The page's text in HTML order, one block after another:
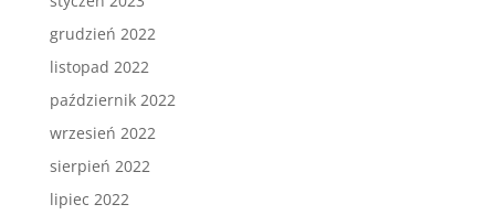
grudzień 2022
listopad 2022
październik 2022
wrzesień 2022
sierpień 2022
lipiec 2022